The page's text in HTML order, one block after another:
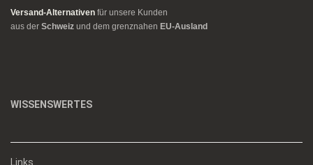
Versand-Alternativen für unsere Kunden
aus der Schweiz und dem grenznahen EU-Ausland
WISSENSWERTES
Links